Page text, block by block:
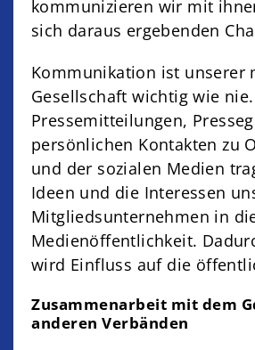
kommunizieren wir mit
sich daraus ergebenden
Kommunikation ist unserer
Gesellschaft wichtig wie
Pressemitteilungen,
persönlichen Kontakten zu
und der sozialen Medien
Ideen und die Interessen
Mitgliedsunternehmen in
Medienöffentlichkeit.
wird Einfluss auf die
Zusammenarbeit mit dem
anderen Verbänden